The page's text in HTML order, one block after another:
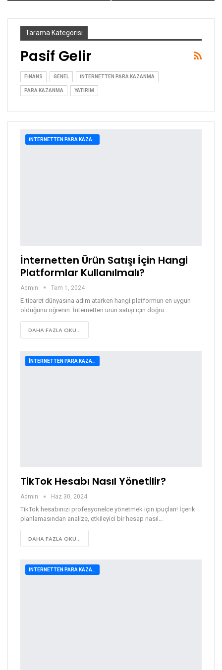
Tarama Kategorisi
Pasif Gelir
FINANS GENEL İNTERNETTEN PARA KAZANMA
PARA KAZANMA YATIRIM
İNTERNETTEN PARA KAZANMA
İnternetten Ürün Satışı İçin Hangi
Platformlar Kullanılmalı?
Admin Tem 1, 2024
E-ticaret dünyasına adım atarken hangi platformun en uygun
olduğunu öğrenin. İnternetten ürün satışı için doğru…
DAHA FAZLA OKU...
İNTERNETTEN PARA KAZANMA
TikTok Hesabı Nasıl Yönetilir?
Admin Haz 30, 2024
TikTok hesabınızı profesyonelce yönetmek için ipuçları! İçerik
planlamasından analize, etkileyici bir hesap nasıl…
DAHA FAZLA OKU...
İNTERNETTEN PARA KAZANMA